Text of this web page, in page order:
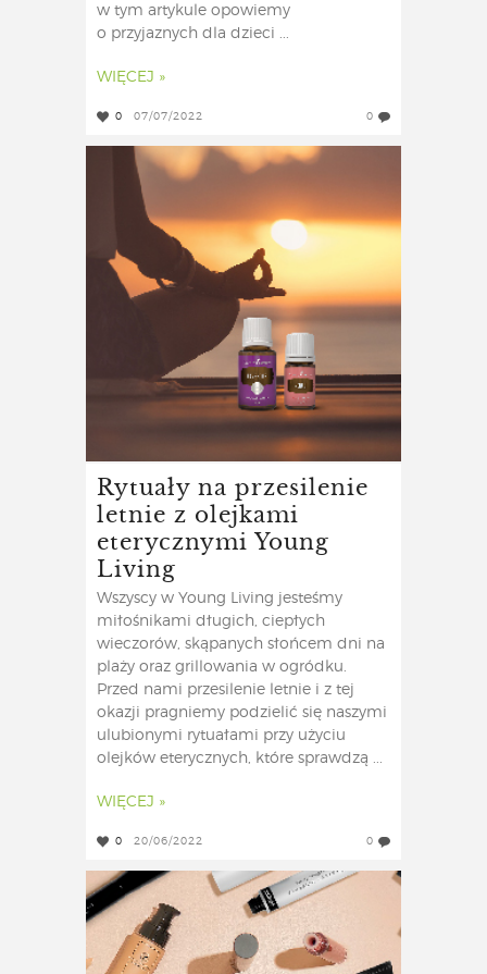
w tym artykule opowiemy
o przyjaznych dla dzieci ...
WIĘCEJ »
0 07/07/2022 0
Rytuały na przesilenie
letnie z olejkami
eterycznymi Young
Living
Wszyscy w Young Living jesteśmy
miłośnikami długich, ciepłych
wieczorów, skąpanych słońcem dni na
plaży oraz grillowania w ogródku.
Przed nami przesilenie letnie i z tej
okazji pragniemy podzielić się naszymi
ulubionymi rytuałami przy użyciu
olejków eterycznych, które sprawdzą ...
WIĘCEJ »
0 20/06/2022 0